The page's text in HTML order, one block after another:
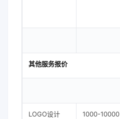
其他服务报价
LOGO设计
1000-10000